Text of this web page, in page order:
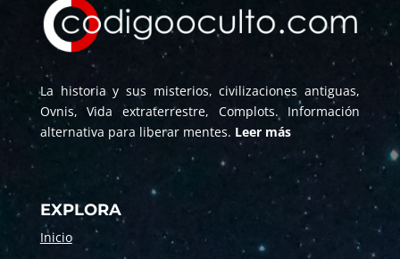
La historia y sus misterios, civilizaciones antiguas,
Ovnis, Vida extraterrestre, Complots. Información
alternativa para liberar mentes. Leer más
EXPLORA
Inicio